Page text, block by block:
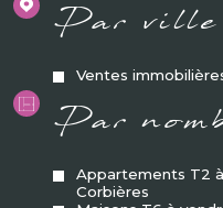
Par ville
Ventes
Par
Appartements T2
Corbières